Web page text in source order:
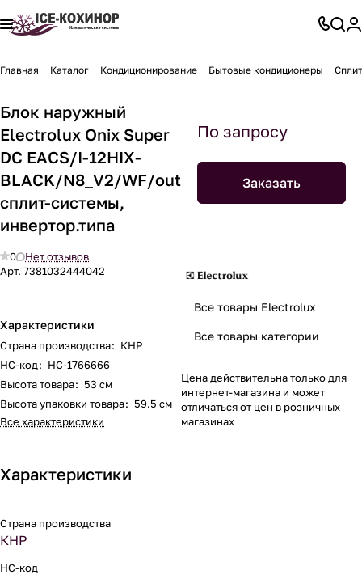
Главная Каталог Кондиционирование Бытовые кондиционеры
Блок наружный
Electrolux Onix Super
DC EACS/I-12HIX-
BLACK/N8_V2/WF/out
сплит-системы,
инвертор.типа
0
Нет отзывов
Арт. 7381032444042
Характеристики
Страна производства: КНР
НС-код: НС-1766666
Высота товара: 53 см
Высота упаковки товара: 59.5 см
Все характеристики
По запросу
Заказать
Все товары Electrolux
Все товары категории
Цена действительна только для
интернет-магазина и может
отличаться от цен в розничных
магазинах
Характеристики
Страна производства
КНР
НС-код